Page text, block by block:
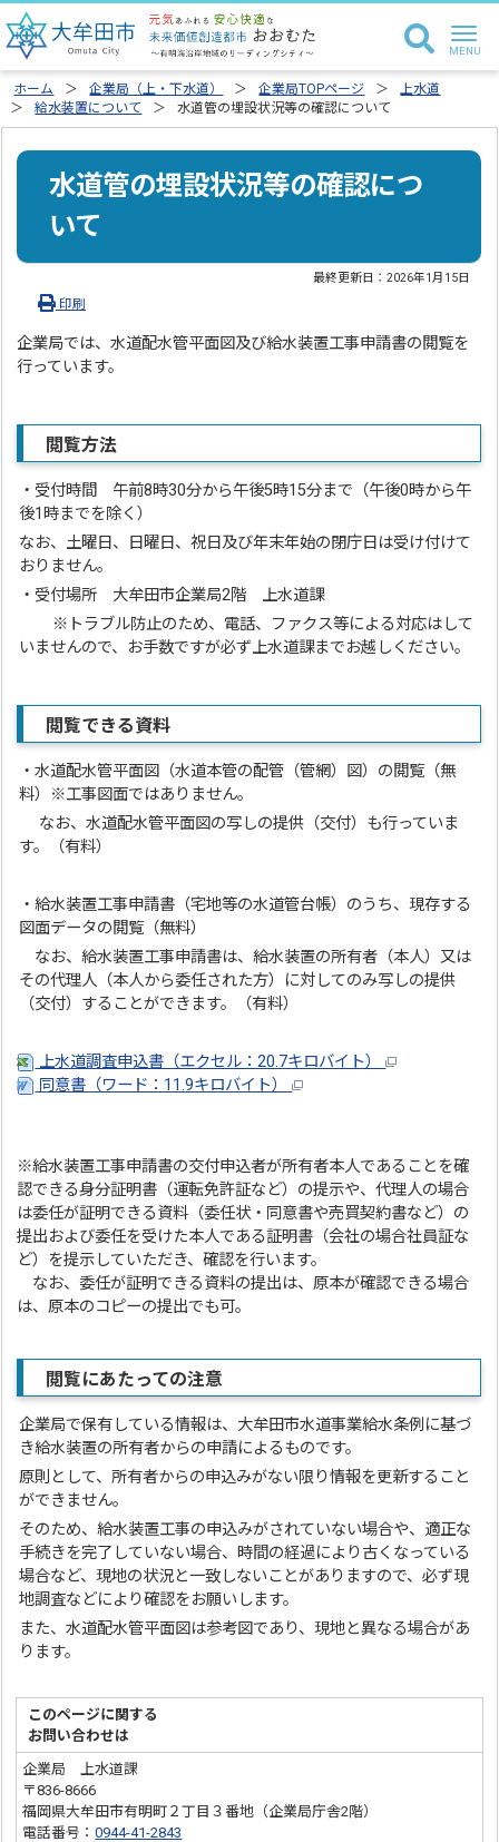
ホーム 企業局（上・下水道） 企業局TOPページ
上水道
給水装置について
水道管の埋設状況等の確認について
水道管の埋設状況等の確認につ
いて
最終更新日：2026年1月15日
印刷
企業局では、水道配水管平面図及び給水装置工事申請書の閲覧を
行っています。
閲覧方法
・受付時間 午前8時30分から午後5時15分まで（午後0時から午
後1時までを除く）
なお、土曜日、日曜日、祝日及び年末年始の閉庁日は受け付けて
おりません。
・受付場所 大牟田市企業局2階 上水道課
※トラブル防止のため、電話、ファクス等による対応はして
いませんので、お手数ですが必ず上水道課までお越しください。
閲覧できる資料
・水道配水管平面図（水道本管の配管（管網）図）の閲覧（無
料）※工事図面ではありません。
なお、水道配水管平面図の写しの提供（交付）も行っていま
す。（有料）
・給水装置工事申請書（宅地等の水道管台帳）のうち、現存する
図面データの閲覧（無料）
なお、給水装置工事申請書は、給水装置の所有者（本人）又は
その代理人（本人から委任された方）に対してのみ写しの提供
（交付）することができます。（有料）
上水道調査申込書（エクセル：20.7キロバイト）
同意書（ワード：11.9キロバイト）
※給水装置工事申請書の交付申込者が所有者本人であることを確
認できる身分証明書（運転免許証など）の提示や、代理人の場合
は委任が証明できる資料（委任状・同意書や売買契約書など）の
提出および委任を受けた本人である証明書（会社の場合社員証な
ど）を提示していただき、確認を行います。
なお、委任が証明できる資料の提出は、原本が確認できる場合
は、原本のコピーの提出でも可。
閲覧にあたっての注意
企業局で保有している情報は、大牟田市水道事業給水条例に基づ
き給水装置の所有者からの申請によるものです。
原則として、所有者からの申込みがない限り情報を更新すること
ができません。
そのため、給水装置工事の申込みがされていない場合や、適正な
手続きを完了していない場合、時間の経過により古くなっている
場合など、現地の状況と一致しないことがありますので、必ず現
地調査などにより確認をお願いします。
また、水道配水管平面図は参考図であり、現地と異なる場合があ
ります。
このページに関する
お問い合わせは
企業局 上水道課
〒836-8666
福岡県大牟田市有明町２丁目３番地（企業局庁舎2階）
電話番号：0944-41-2843